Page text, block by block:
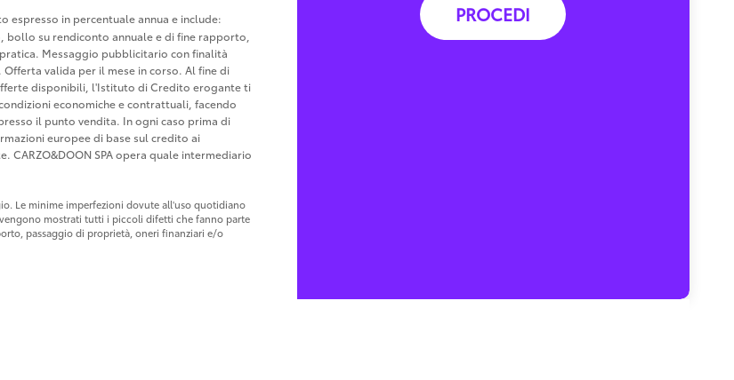
espresso in percentuale annua e include:
su rendiconto annuale e di fine rapporto,
Messaggio pubblicitario con finalità
valida per il mese in corso. Al fine di
disponibili, l'Istituto di Credito erogante ti
economiche e contrattuali, facendo
il punto vendita. In ogni caso prima di
europee di base sul credito ai
SPA opera quale intermediario
Le minime imperfezioni dovute all'uso quotidiano
mostrati tutti i piccoli difetti che fanno parte
passaggio di proprietà, oneri finanziari e/o
PROCEDI